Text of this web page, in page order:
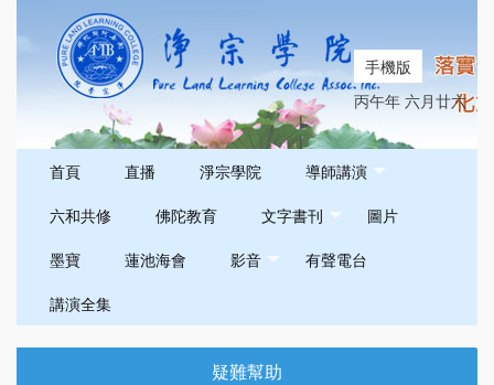
手機版
丙午年 六月廿六
首頁 直播 淨宗學院
導師講演
六和共修
佛陀教育 文字書刊
圖片
墨寶
蓮池海會 影音
有聲電台
講演全集
疑難幫助